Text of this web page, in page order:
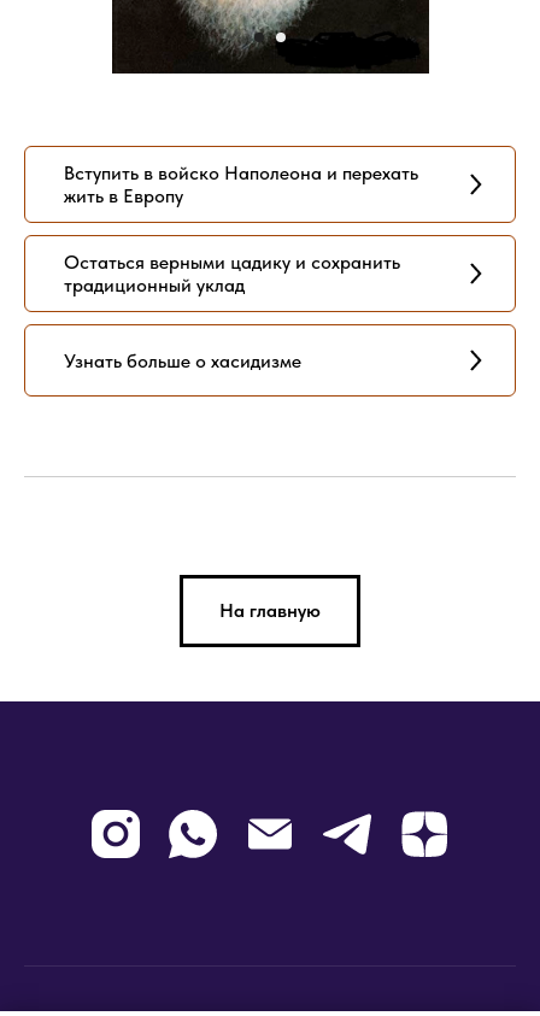
Вступить в войско Наполеона и перехать
жить в Европу
Остаться верными цадику и сохранить
традиционный уклад
Узнать больше о хасидизме
На главную